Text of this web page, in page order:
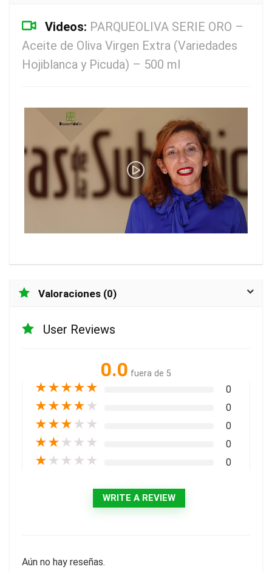
Videos: PARQUEOLIVA SERIE ORO –
Aceite de Oliva Virgen Extra (Variedades
Hojiblanca y Picuda) – 500 ml
Valoraciones (0)
User Reviews
0.0 fuera de 5
★★★★★ 0
★★★★ ★ 0
★★★ ★ ★ 0
★★ ★ ★ ★ 0
★ ★ ★ ★ ★ 0
WRITE A REVIEW
Aún no hay reseñas.